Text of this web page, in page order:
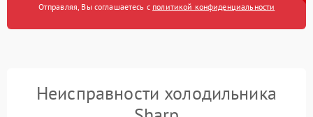
Отправляя, Вы соглашаетесь с политикой конфиденциальности
Неисправности холодильника